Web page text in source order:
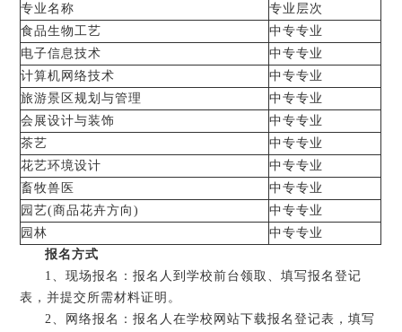
专业名称
专业层次
食品生物工艺
中专专业
电子信息技术
中专专业
计算机网络技术
中专专业
旅游景区规划与管理
中专专业
会展设计与装饰
中专专业
茶艺
中专专业
花艺环境设计
中专专业
畜牧兽医
中专专业
园艺(商品花卉方向)
中专专业
园林
中专专业
报名方式
1、现场报名：报名人到学校前台领取、填写报名登记
表，并提交所需材料证明。
2、网络报名：报名人在学校网站下载报名登记表，填写